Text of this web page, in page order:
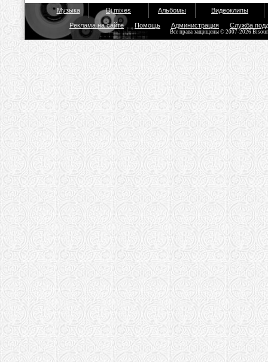
Музыка Dj mixes Альбомы Видеоклипы
Реклама на сайте Помощь Администрация Служба
Все права защищены © 2007-2026